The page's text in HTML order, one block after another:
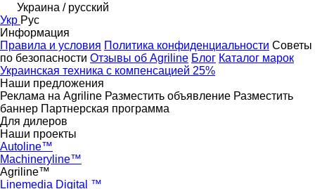
Украина / русский
Укр Рус
Информация
Правила и условия Политика конфиденциальности Советы
по безопасности Отзывы об Agriline Блог Каталог марок
Украинская техника с компенсацией 25%
Наши предложения
Реклама на Agriline Разместить объявление Разместить
баннер Партнерская программа
Для дилеров
Наши проекты
Autoline™
Machineryline™
Agriline™
Linemedia Digital ™